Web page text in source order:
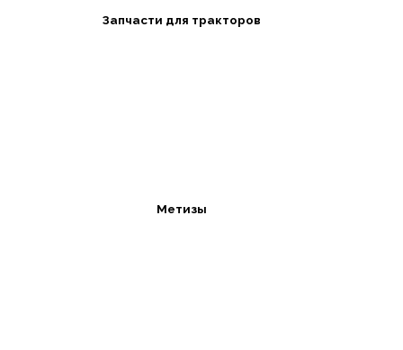
Запчасти для тракторов
Метизы